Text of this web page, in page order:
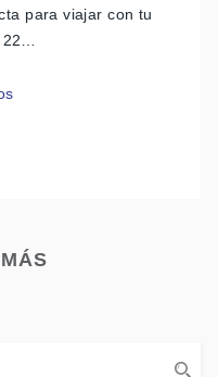
para viajar con tu
22…